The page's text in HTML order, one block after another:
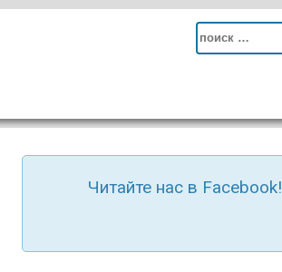
Search
Читайте нас в Facebook!